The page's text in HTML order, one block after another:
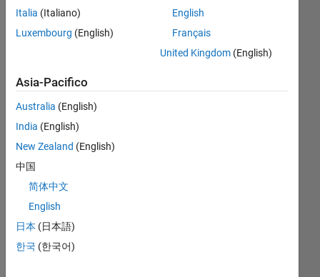
Statistica
M…
CONTRIBUTI 1,000
-400
-200
200
400
600
2,500
1,000
700
500
-100
L
12/13
04/15
08/16
12/17
04/19
08/20
12/21
04/23
08/24
12/25
06/15
12/16
06/18
12/19
06/21
12/22
06/24
07/15
02/17
09/18
04/20
11/21
06/23
01/25
08/26
10/15
08/17
06/19
04/21
02/23
12/24
CRONOLOGIA
Italia (Italiano)
Luxembourg (English)
English
Français
United Kingdom(English)
Asia-Pacifico
Australia (English)
India (English)
New Zealand (English)
中国
简体中文
English
日本 (日本語)
한국 (한국어)